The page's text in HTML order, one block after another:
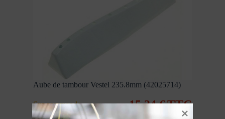
Aube de tambour Vestel 235.8mm (42025714)
Sur commande 15,34€TTC